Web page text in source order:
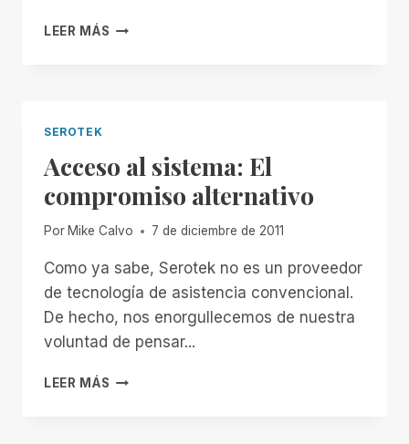
LEER MÁS PRIMEROS
SEROTEK
Acceso al sistema: El
compromiso alternativo
Por Mike Calvo 7 de diciembre de 2011
Como ya sabe, Serotek no es un proveedor
de tecnología de asistencia convencional.
De hecho, nos enorgullecemos de nuestra
voluntad de pensar...
LEER MÁS ACCESO